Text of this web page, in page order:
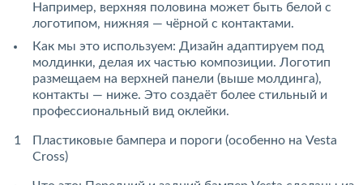
Например, верхняя половина может быть белой с
логотипом, нижняя — чёрной с контактами.
Как мы это используем: Дизайн адаптируем под
молдинки, делая их частью композиции. Логотип
размещаем на верхней панели (выше молдинга),
контакты — ниже. Это создаёт более стильный и
профессиональный вид оклейки.
Пластиковые бампера и пороги (особенно на Vesta
Cross)